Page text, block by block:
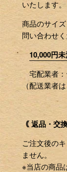
いたします。
商品のサイ
問い合わせく
10,000円
宅配業者
（配送業者
｟ 返品・交
ご注文後の
ません。
※当店の商品